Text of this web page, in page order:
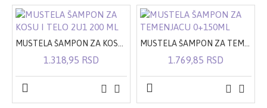
MUSTELA ŠAMPON ZA KOSU I TELO 2U1 200 ML
1.318,95 RSD
MUSTELA ŠAMPON ZA TEMENJACU 0+150ML
1.769,85 RSD